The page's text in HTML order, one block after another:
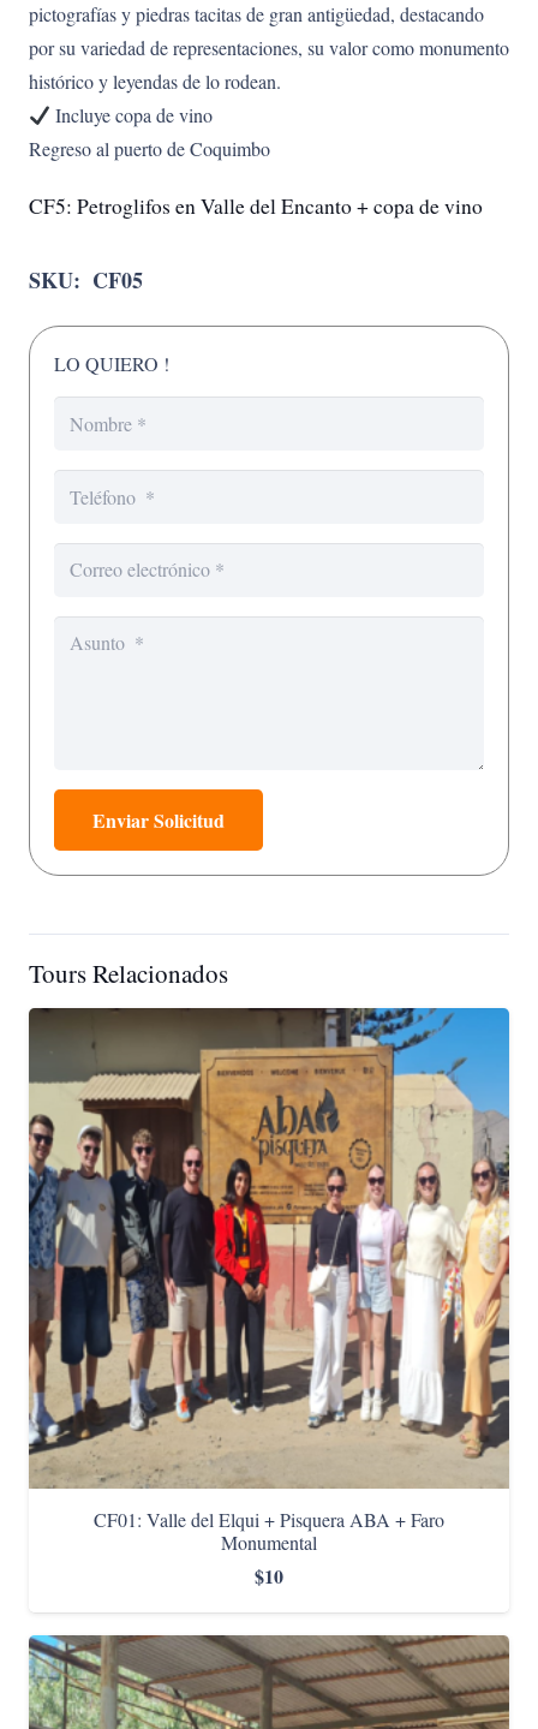
pictografías y piedras tacitas de gran antigüedad, destacando
por su variedad de representaciones, su valor como monumento
histórico y leyendas de lo rodean.
Incluye copa de vino
Regreso al puerto de Coquimbo
CF5: Petroglifos en Valle del Encanto + copa de vino
SKU: CF05
LO QUIERO !
Enviar Solicitud
Tours Relacionados
CF01: Valle del Elqui + Pisquera ABA + Faro
Monumental
$10